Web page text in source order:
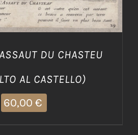
DU CHASTEU
AL CASTELLO)
60,00 €